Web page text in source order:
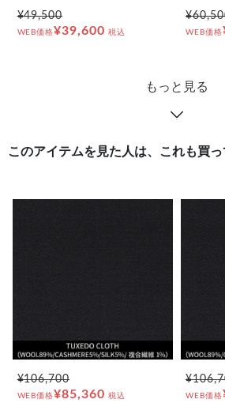
¥49,500
WEB価格¥39,600 税込 WEB価格
もっと見る
このアイテムを見た人は、これも買
¥106,700
WEB価格¥85,360 税込 WEB価格